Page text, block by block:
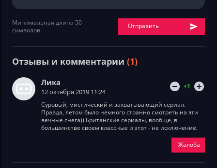
Минимальная длина 50
символов
Отправить
Отзывы и комментарии (1)
Лика
12 октября 2019 11:24
+1
Суровый, мистический и захватывающий сериал.
Правда, летом было немного странно смотреть на эти
вечные снега)) Британские сериалы, вообще, в
большинстве своем классные и этот - не исключение.
Жалоба